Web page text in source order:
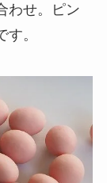
わせ。ピン
。